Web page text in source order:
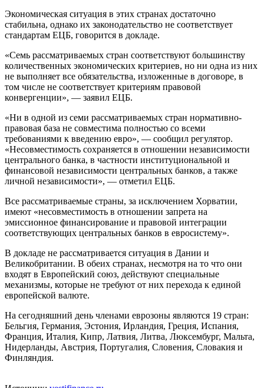
Экономическая ситуация в этих странах достаточно
стабильна, однако их законодательство не соответствует
стандартам ЕЦБ, говорится в докладе.
«Семь рассматриваемых стран соответствуют большинству
количественных экономических критериев, но ни одна из них
не выполняет все обязательства, изложенные в договоре, в
том числе не соответствует критериям правовой
конвергенции», — заявил ЕЦБ.
«Ни в одной из семи рассматриваемых стран нормативно-
правовая база не совместима полностью со всеми
требованиями к введению евро», — сообщил регулятор.
«Несовместимость сохраняется в отношении независимости
центрального банка, в частности институциональной и
финансовой независимости центральных банков, а также
личной независимости», — отметил ЕЦБ.
Все рассматриваемые страны, за исключением Хорватии,
имеют «несовместимость в отношении запрета на
эмиссионное финансирование и правовой интеграции
соответствующих центральных банков в евросистему».
В докладе не рассматривается ситуация в Дании и
Великобритании. В обеих странах, несмотря на то что они
входят в Европейский союз, действуют специальные
механизмы, которые не требуют от них перехода к единой
европейской валюте.
На сегодняшний день членами еврозоны являются 19 стран:
Бельгия, Германия, Эстония, Ирландия, Греция, Испания,
Франция, Италия, Кипр, Латвия, Литва, Люксембург, Мальта,
Нидерланды, Австрия, Португалия, Словения, Словакия и
Финляндия.